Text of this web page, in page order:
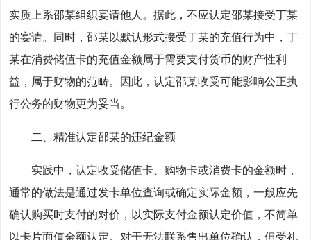
实质上系邵某组织宴请他人。据此，不应认定邵某接受丁某
的宴请。同时，邵某以默认形式接受丁某的充值行为中，丁
某在消费储值卡的充值金额属于需要支付货币的财产性利
益，属于财物的范畴。因此，认定邵某收受可能影响公正执
行公务的财物更为妥当。
二、精准认定邵某的违纪金额
实践中，认定收受储值卡、购物卡或消费卡的金额时，
通常的做法是通过发卡单位查询或确定实际金额，一般应先
确认购买时支付的对价，以实际支付金额认定价值，不简单
以卡片面值金额认定。对于无法联系售出单位确认，但受礼